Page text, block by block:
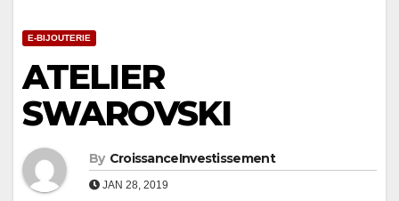
E-BIJOUTERIE
ATELIER
SWAROVSKI
By CroissanceInvestissement
JAN 28, 2019